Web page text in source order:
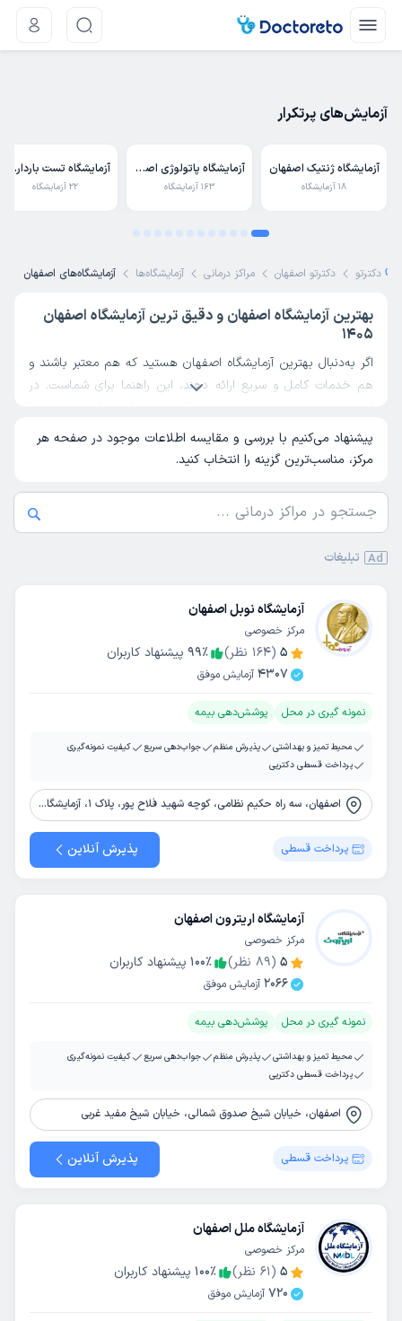
آزمایش‌های پر‌تکرار
آزمایشگاه ژنتیک اصفهان
18 آزمایشگاه
آزمایشگاه پاتولوژی اصفهان
163 آزمایشگاه
آزمایشگاه تست بارداری اصفهان
22 آزمایشگاه
فیلترها نمایش روی نقشه
دکترتو دکترتو اصفهان مراکز درمانی آزمایشگاه‌ها آزمایشگاه‌های اصفهان
بهترین آزمایشگاه اصفهان و دقیق ترین آزمایشگاه اصفهان
1405
اگر به‌دنبال بهترین آزمایشگاه اصفهان هستید که هم معتبر باشند و
هم خدمات کامل و سریع ارائه دهند، این راهنما برای شماست. در
معرفی کرده‌ایم؛ از آزمایشگاه‌های عمومی تا مراکز تخصصی، با بررسی
موقعیت مکانی، تجهیزات، دقت نتایج و تجربه بیماران، تا بتوانید با
در تمام ساعات شبانه‌روز ارائه دهند، پیشنهاد می‌شود صفحه
آزمایشگاه شبانه روزی اصفهان
را نیز مشاهده کنید تا گزینه های 24
پیشنهاد می‌کنیم با بررسی و مقایسه اطلاعات موجود در صفحه هر
مرکز، مناسب‌ترین گزینه را انتخاب کنید.
آزمایشگاه نوبل اصفهان
مرکز خصوصی
5
(
164 نظر) 99٪
پیشنهاد کاربران
4307 آزمایش موفق
نمونه گیری در محل پوشش‌دهی بیمه
محیط تمیز و بهداشتی پذیرش منظم جواب‌دهی سریع
کیفیت نمونه‌گیری
پرداخت قسطی دکترپی
اصفهان، سه راه حکیم نظامی، کوچه شهید فلاح پور، پلاک 1، آزمایشگاه نوبل
پرداخت قسطی پذیرش آنلاین
آزمایشگاه اریترون اصفهان
مرکز خصوصی
5
(
89 نظر) 100٪
پیشنهاد کاربران
2066 آزمایش موفق
نمونه گیری در محل پوشش‌دهی بیمه
محیط تمیز و بهداشتی پذیرش منظم جواب‌دهی سریع
کیفیت نمونه‌گیری
پرداخت قسطی دکترپی
اصفهان، خیابان شیخ صدوق شمالی، خیابان شیخ مفید غربی
پرداخت قسطی پذیرش آنلاین
آزمایشگاه ملل اصفهان
مرکز خصوصی
5
(
61 نظر) 100٪
پیشنهاد کاربران
720 آزمایش موفق
Ad تبلیغات